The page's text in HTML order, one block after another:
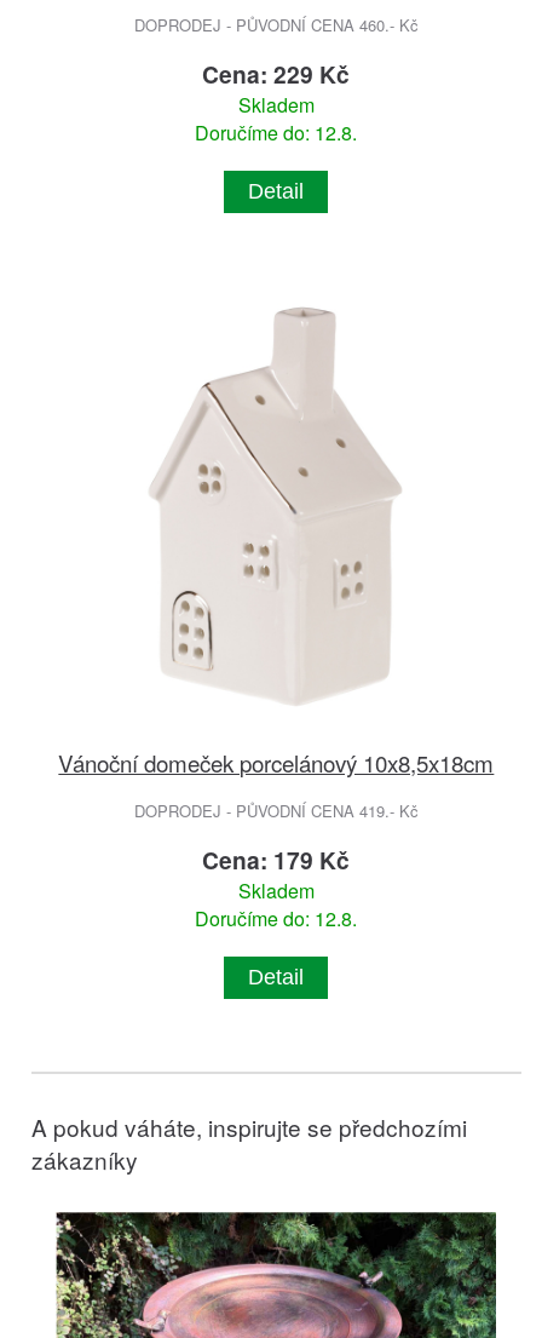
DOPRODEJ - PŮVODNÍ CENA 460.- Kč
Cena: 229 Kč
Skladem
Doručíme do: 12.8.
Detail
Vánoční domeček porcelánový 10x8,5x18cm
DOPRODEJ - PŮVODNÍ CENA 419.- Kč
Cena: 179 Kč
Skladem
Doručíme do: 12.8.
Detail
A pokud váháte, inspirujte se předchozími
zákazníky